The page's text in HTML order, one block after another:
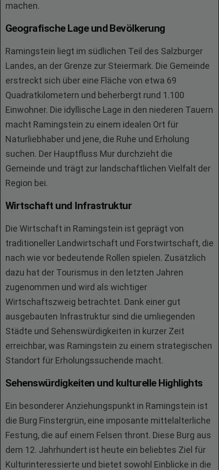
machen.
Geografische Lage und Bevölkerung
Ramingstein liegt im südlichen Teil des Salzburger
Landes, an der Grenze zur Steiermark. Die Gemeinde
erstreckt sich über eine Fläche von etwa 69
Quadratkilometern und beherbergt rund 1.100
Einwohner. Die idyllische Lage in den niederen Tauern
macht Ramingstein zu einem idealen Ort für
Naturliebhaber und jene, die Ruhe und Erholung
suchen. Der Hauptfluss Mur durchzieht die
Gemeinde und trägt zur landschaftlichen Vielfalt der
Region bei.
Wirtschaft und Infrastruktur
Die Wirtschaft in Ramingstein ist geprägt von
traditioneller Landwirtschaft und Forstwirtschaft, die
nach wie vor bedeutende Rollen spielen. Zusätzlich
dazu hat der Tourismus in den letzten Jahren
zugenommen und wird als wichtiger
Wirtschaftszweig betrachtet. Dank einer gut
ausgebauten Infrastruktur sind die umliegenden
Städte und Sehenswürdigkeiten in kurzer Zeit
erreichbar, was Ramingstein zu einem strategischen
Standort für Erholungssuchende macht.
Sehenswürdigkeiten und kulturelle Highlights
Ein besonderer Anziehungspunkt in Ramingstein ist
die Burg Finstergrün, eine imposante mittelalterliche
Festung, die auf einem Felsen thront. Diese Burg aus
dem 12. Jahrhundert ist heute ein beliebtes Ziel für
Kulturinteressierte und bietet sowohl Einblicke in die